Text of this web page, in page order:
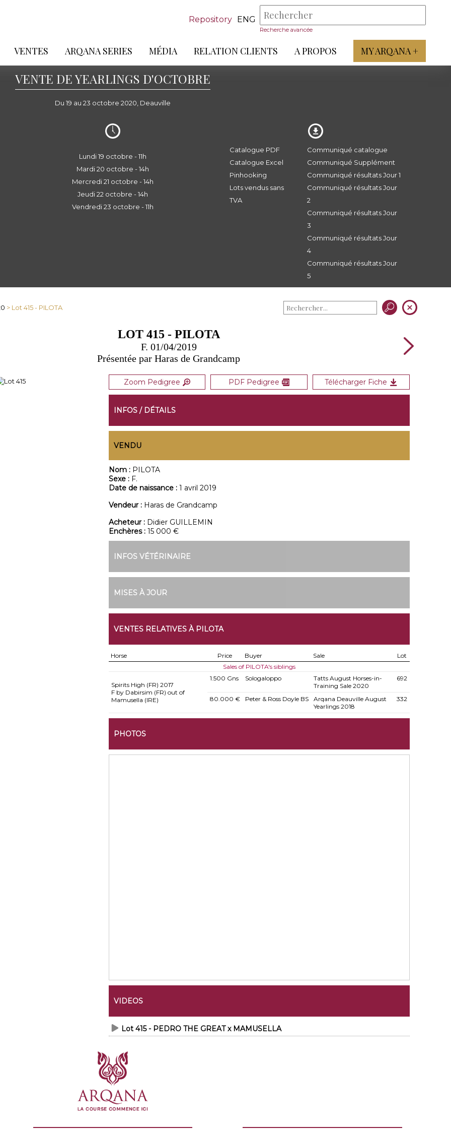
Repository ENG
Recherche avancée
VENTES ARQANA SERIES MÉDIA RELATION CLIENTS A PROPOS MY ARQANA +
VENTE DE YEARLINGS D'OCTOBRE
Du 19 au 23 octobre 2020, Deauville
Lundi 19 octobre - 11h
Mardi 20 octobre - 14h
Mercredi 21 octobre - 14h
Jeudi 22 octobre - 14h
Vendredi 23 octobre - 11h
Catalogue PDF
Catalogue Excel
Pinhooking
Lots vendus sans
TVA
Communiqué catalogue
Communiqué Supplément
Communiqué résultats Jour 1
Communiqué résultats Jour
2
Communiqué résultats Jour
3
Communiqué résultats Jour
4
Communiqué résultats Jour
5
> Lot 415 - PILOTA
LOT 415 - PILOTA
F. 01/04/2019
Présentée par Haras de Grandcamp
Zoom Pedigree PDF Pedigree Télécharger Fiche
INFOS / DÉTAILS
VENDU
Nom : PILOTA
Sexe : F.
Date de naissance : 1 avril 2019
Vendeur : Haras de Grandcamp
Acheteur : Didier GUILLEMIN
Enchères : 15 000 €
INFOS VÉTÉRINAIRE
MISES À JOUR
VENTES RELATIVES À PILOTA
Horse Price Buyer Sale
Lot
Sales of PILOTA's siblings
Spirits High (FR) 2017
F by Dabirsim (FR) out of
Mamusella (IRE)
1.500 Gns Sologaloppo
Tatts August Horses-in-
Training Sale 2020
692
80.000 € Peter & Ross Doyle BS
Arqana Deauville August
Yearlings 2018
332
PHOTOS
VIDEOS
Lot 415 - PEDRO THE GREAT x MAMUSELLA